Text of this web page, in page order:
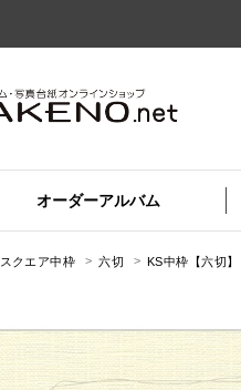
オーダーアルバム
スクエア中枠 六切 KS中枠【六切】